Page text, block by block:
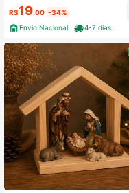
R$19 ,00 -34%
Envio Nacional
4-7 dias